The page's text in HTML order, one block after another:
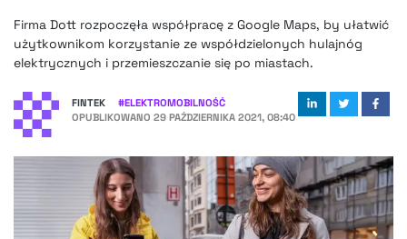
PODCASTY
FINTEKEXTRA
OKIEM EKSPERTA
Firma Dott rozpoczęła współpracę z Google Maps, by ułatwić
użytkownikom korzystanie ze współdzielonych hulajnóg
elektrycznych i przemieszczanie się po miastach.
FINTEK #ELEKTROMOBILNOŚĆ
OPUBLIKOWANO 29 PAŹDZIERNIKA 2021, 08:40